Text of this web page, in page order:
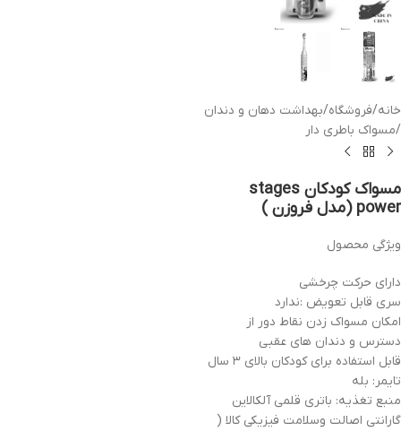
خانه/فروشگاه/بهداشت دهان و دندان
/مسواک باطری دار
مسواک کودکان stages
power (مدل فروزن )
ویژگی محصول
دارای حرکت چرخشی
سری قابل تعویض :ندارد
امکان مسواک زدن نقاط دور از
دسترس و دندان های عقبی
قابل استفاده برای کودکان بالای ۳ سال
تایمر: بله
منبع تغذیه: باتری قلمی آلکالاین
گارانتی اصالت وسلامت فیزیکی کالا (